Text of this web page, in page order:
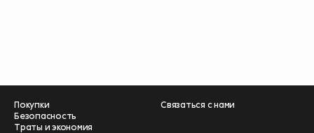
Покупки
Безопасность
Траты и экономия
Связаться с нами